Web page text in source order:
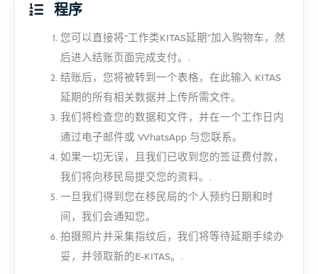
程序
您可以直接将“工作类KITAS延期”加入购物车，然
后进入结账页面完成支付。.
结账后，您将被转到一个表格，在此输入 KITAS
延期的所有相关数据并上传所需文件。
我们将检查您的数据和文件，并在一个工作日内
通过电子邮件或 WhatsApp 与您联系。
如果一切无误，且我们已收到您的签证费付款，
我们将向移民局提交您的资料。.
一旦我们得到您在移民局的个人预约日期和时
间，我们会通知您。
拍摄照片并采集指纹后，我们将等待延期手续办
妥，并领取新的E-KITAS。.